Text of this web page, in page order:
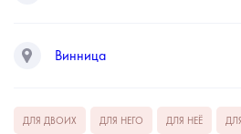
Винница
ДЛЯ ДВОИХ ДЛЯ НЕГО ДЛЯ НЕЁ